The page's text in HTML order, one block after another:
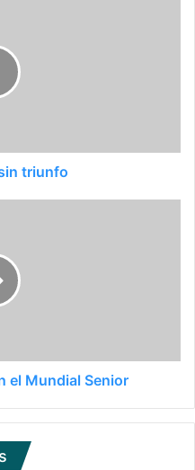
triunfo
el Mundial Senior